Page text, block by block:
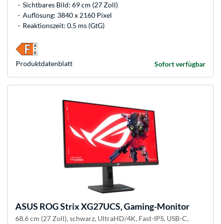
Sichtbares Bild: 69 cm (27 Zoll)
Auflösung: 3840 x 2160 Pixel
Reaktionszeit: 0.5 ms (GtG)
Sofort verfügbar
Produkt­datenblatt
ASUS ROG Strix XG27UCS, Gaming-Monitor
68.6 cm (27 Zoll), schwarz, UltraHD/4K, Fast-IPS, USB-C,